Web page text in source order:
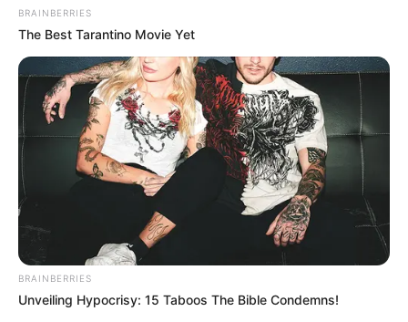
BRAINBERRIES
The Best Tarantino Movie Yet
BRAINBERRIES
Unveiling Hypocrisy: 15 Taboos The Bible Condemns!